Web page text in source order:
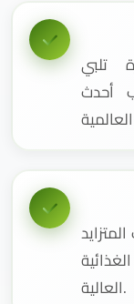
تلبي
أحدث
العالية.